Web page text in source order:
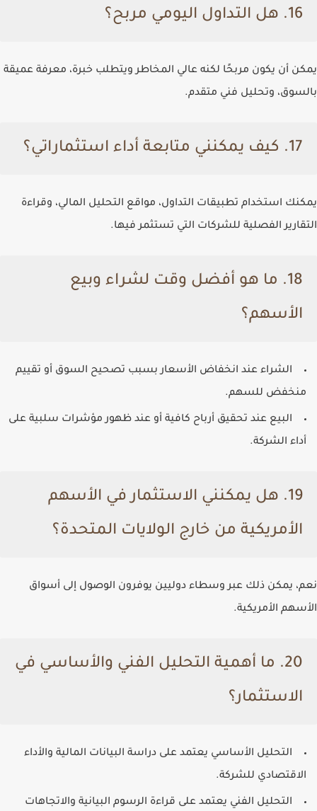
16. هل التداول اليومي مربح؟
يمكن أن يكون مربحًا لكنه عالي المخاطر ويتطلب خبرة، معرفة عميقة
بالسوق، وتحليل فني متقدم.
17. كيف يمكنني متابعة أداء استثماراتي؟
يمكنك استخدام تطبيقات التداول، مواقع التحليل المالي، وقراءة
التقارير الفصلية للشركات التي تستثمر فيها.
18. ما هو أفضل وقت لشراء وبيع
الأسهم؟
الشراء عند انخفاض الأسعار بسبب تصحيح السوق أو تقييم
منخفض للسهم.
البيع عند تحقيق أرباح كافية أو عند ظهور مؤشرات سلبية على
أداء الشركة.
19. هل يمكنني الاستثمار في الأسهم
الأمريكية من خارج الولايات المتحدة؟
نعم، يمكن ذلك عبر وسطاء دوليين يوفرون الوصول إلى أسواق
الأسهم الأمريكية.
20. ما أهمية التحليل الفني والأساسي في
الاستثمار؟
التحليل الأساسي يعتمد على دراسة البيانات المالية والأداء
الاقتصادي للشركة.
التحليل الفني يعتمد على قراءة الرسوم البيانية والاتجاهات